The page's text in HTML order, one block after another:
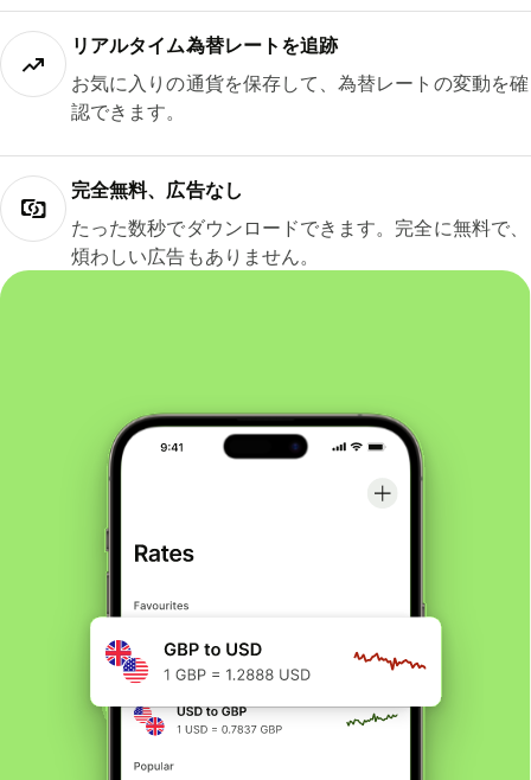
リアルタイム為替レートを追跡
お気に入りの通貨を保存して、為替レートの変動を確
認できます。
完全無料、広告なし
たった数秒でダウンロードできます。完全に無料で、
煩わしい広告もありません。